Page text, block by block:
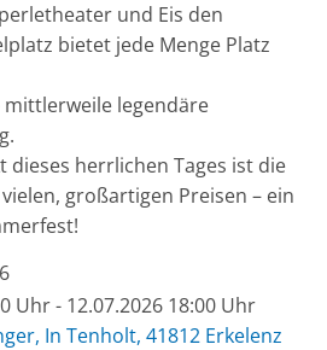
und Eis den
bietet jede Menge Platz
legendäre
dieses herrlichen Tages ist die
großartigen Preisen – ein
Uhr - 12.07.2026 18:00 Uhr
In Tenholt, 41812 Erkelenz